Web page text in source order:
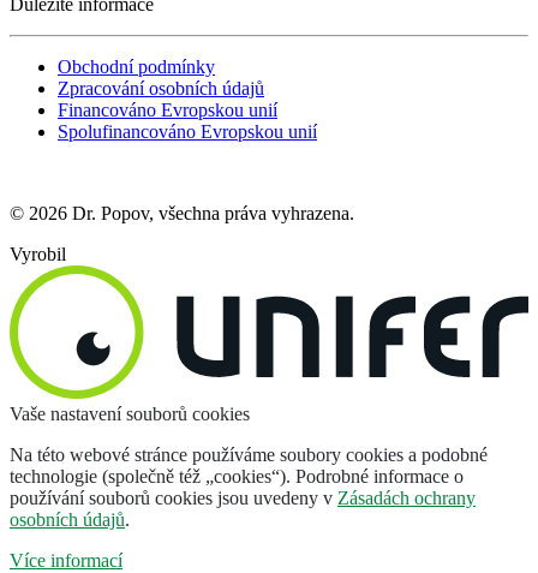
Obchodní podmínky
Zpracování osobních údajů
Financováno Evropskou unií
Spolufinancováno Evropskou unií
© 2026 Dr. Popov, všechna práva vyhrazena.
Vyrobil
Vaše nastavení souborů cookies
Na této webové stránce používáme soubory cookies a podobné
technologie (společně též „cookies“). Podrobné informace o
používání souborů cookies jsou uvedeny v Zásadách ochrany
osobních údajů.
Více informací